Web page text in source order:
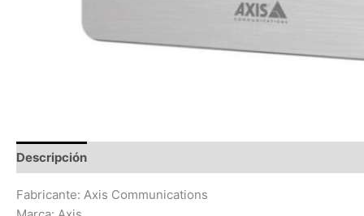
Descripción
Fabricante: Axis Communications